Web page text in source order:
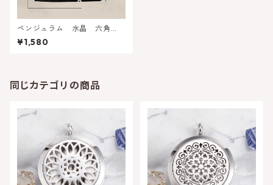
ペンジュラム 水晶 六角
形・六面カット
¥1,580
同じカテゴリの商品